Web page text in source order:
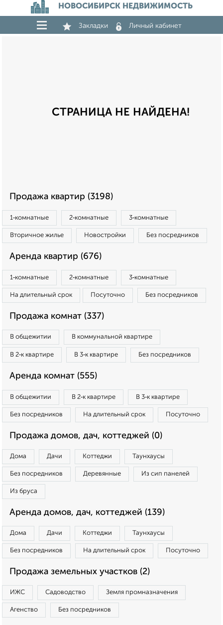
НОВОСИБИРСК НЕДВИЖИМОСТЬ
Закладки Личный кабинет
СТРАНИЦА НЕ НАЙДЕНА!
Продажа квартир (3198)
1‑комнатные 2‑комнатные 3‑комнатные
Вторичное жилье Новостройки Без посредников
Аренда квартир (676)
1‑комнатные 2‑комнатные 3‑комнатные
На длительный срок Посуточно Без посредников
Продажа комнат (337)
В общежитии В коммунальной квартире
В 2‑к квартире В 3‑к квартире Без посредников
Аренда комнат (555)
В общежитии В 2‑к квартире В 3‑к квартире
Без посредников На длительный срок Посуточно
Продажа домов, дач, коттеджей (0)
Дома Дачи Коттеджи Таунхаусы
Без посредников Деревянные Из сип панелей
Из бруса
Аренда домов, дач, коттеджей (139)
Дома Дачи Коттеджи Таунхаусы
Без посредников На длительный срок Посуточно
Продажа земельных участков (2)
ИЖС Садоводство Земля промназначения
Агенство Без посредников